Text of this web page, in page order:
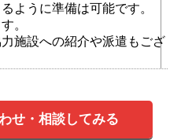
ように準備は可能です。
。
施設への紹介や派遣もござ
せ・相談してみる